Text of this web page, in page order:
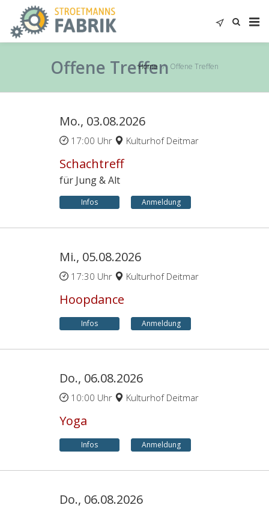
Offene Treffen
Home Offene Treffen
Mo., 03.08.2026
17:00 Uhr Kulturhof Deitmar
Schachtreff
für Jung & Alt
Infos Anmeldung
Mi., 05.08.2026
17:30 Uhr Kulturhof Deitmar
Hoopdance
Infos Anmeldung
Do., 06.08.2026
10:00 Uhr Kulturhof Deitmar
Yoga
Infos Anmeldung
Do., 06.08.2026